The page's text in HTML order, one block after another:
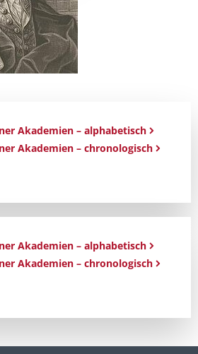
Akademien – alphabetisch
Akademien – chronologisch
Akademien – alphabetisch
Akademien – chronologisch